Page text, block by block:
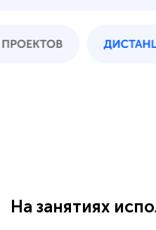
На занятиях